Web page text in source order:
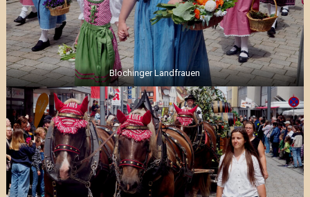
Blochinger Landfrauen